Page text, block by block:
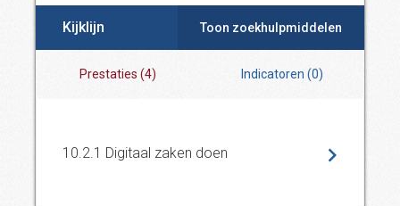
Kijklijn Toon zoekhulpmiddelen
Prestaties (4) Indicatoren (0)
10.2.1 Digitaal zaken doen